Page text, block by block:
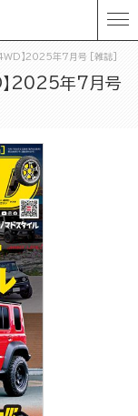
】2025年7月号 [雑誌]
】2025年7月号